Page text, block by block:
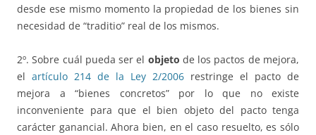
desde ese mismo momento la propiedad de los bienes sin
necesidad de “traditio” real de los mismos.
2º. Sobre cuál pueda ser el objeto de los pactos de mejora,
el artículo 214 de la Ley 2/2006 restringe el pacto de
mejora a “bienes concretos” por lo que no existe
inconveniente para que el bien objeto del pacto tenga
carácter ganancial. Ahora bien, en el caso resuelto, es sólo